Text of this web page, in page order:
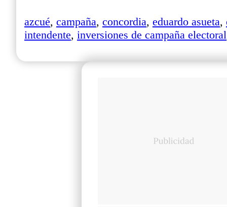
azcué, campaña, concordia, eduardo asueta,
intendente, inversiones de campaña electoral